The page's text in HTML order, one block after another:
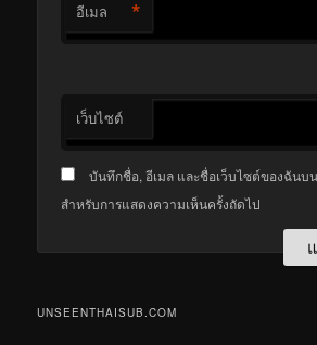
อีเมล *
เว็บไซต์
บันทึกชื่อ, อีเมล และชื่อเว็บไซต์ของฉันบ
สำหรับการแสดงความเห็นครั้งถัดไป
UNSEENTHAISUB.COM